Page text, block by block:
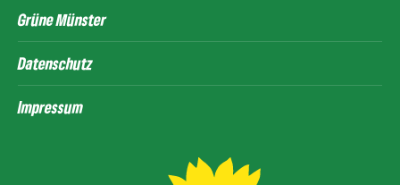
Grüne Münster
Datenschutz
Impressum